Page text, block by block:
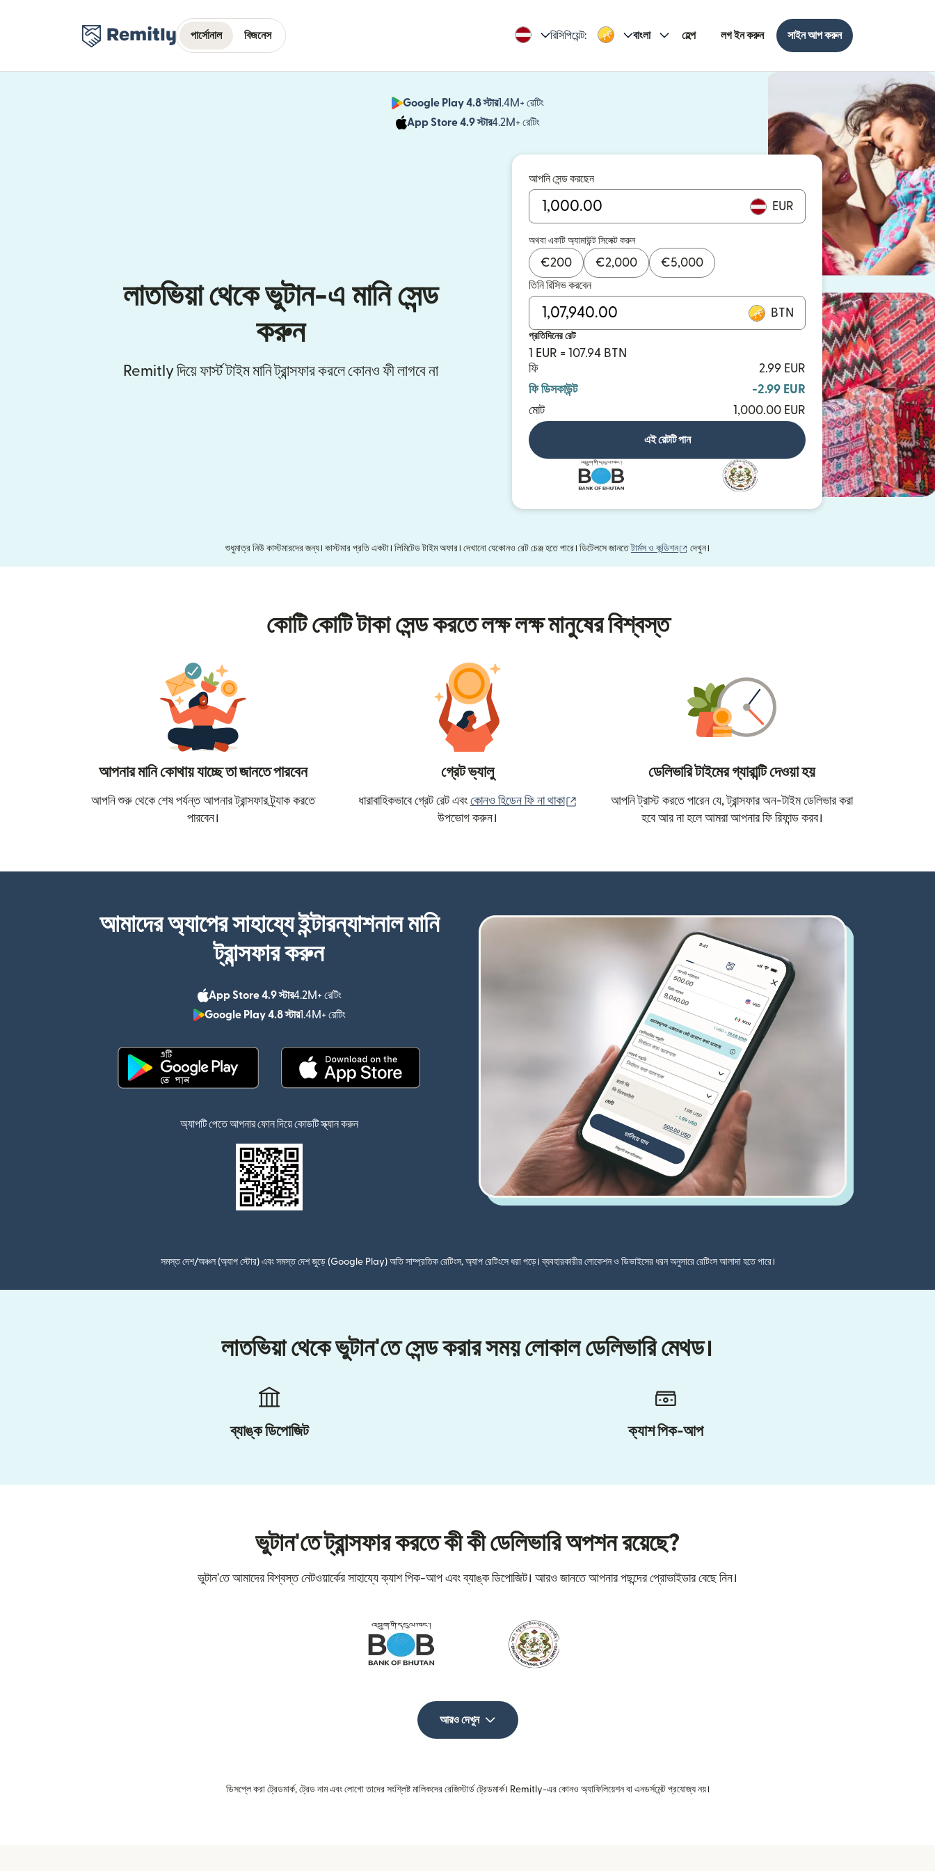
পার্সোনাল বিজনেস রিসিপিয়েন্ট: বাংলা হেল্প লগ ইন করুন সাইন আপ করুন
Google Play 4.8 স্টার1.4M+ রেটিং
App Store 4.9 স্টার4.2M+ রেটিং
লাতভিয়া থেকে ভুটান-এ মানি সেন্ড
করুন
Remitly দিয়ে ফার্স্ট টাইম মানি ট্রান্সফার করলে কোনও ফী লাগবে না
আপনি সেন্ড করছেন
EUR
অথবা একটি অ্যামাউন্ট সিলেক্ট করুন
€200 €2,000 €5,000
তিনি রিসিভ করবেন
BTN
প্রতিদিনের রেট
1 EUR = 107.94 BTN
ফি
2.99 EUR
ফি ডিসকাউন্ট
-2.99 EUR
মোট
1,000.00 EUR
এই রেটটি পান
শুধুমাত্র নিউ কাস্টমারদের জন্য। কাস্টমার প্রতি একটা। লিমিটেড টাইম অফার। দেখানো যেকোনও রেট চেঞ্জ হতে পারে। ডিটেলসে জানতেটার্মস ও কন্ডিশন (নতুন উইন্ডোতে খুলবে)
দেখুন।
কোটি কোটি টাকা সেন্ড করতে লক্ষ লক্ষ মানুষের বিশ্বস্ত
আপনার মানি কোথায় যাচ্ছে তা জানতে পারবেন
আপনি শুরু থেকে শেষ পর্যন্ত আপনার ট্রান্সফার ট্র্যাক করতে
পারবেন।
গ্রেট ভ্যালু
ধারাবাহিকভাবে গ্রেট রেট এবং কোনও হিডেন ফি না থাকা
(নতুন উইন্ডোতে খুলবে)
উপভোগ করুন।
ডেলিভারি টাইমের গ্যারান্টি দেওয়া হয়
আপনি ট্রাস্ট করতে পারেন যে, ট্রান্সফার অন-টাইম ডেলিভার করা
হবে আর না হলে আমরা আপনার ফি রিফান্ড করব।
আমাদের অ্যাপের সাহায্যে ইন্টারন্যাশনাল মানি
ট্রান্সফার করুন
App Store 4.9 স্টার4.2M+ রেটিং
Google Play 4.8 স্টার1.4M+ রেটিং
অ্যাপটি পেতে আপনার ফোন দিয়ে কোডটি স্ক্যান করুন
সমস্ত দেশ/অঞ্চল (অ্যাপ স্টোর) এবং সমস্ত দেশ জুড়ে (Google Play) অতি সাম্প্রতিক রেটিংস, অ্যাপ রেটিংসে ধরা পড়ে। ব্যবহারকারীর লোকেশন ও ডিভাইসের ধরন অনুসারে রেটিংস আলাদা হতে পারে।
লাতভিয়া থেকে ভুটান'তে সেন্ড করার সময় লোকাল ডেলিভারি মেথড।
ব্যাঙ্ক ডিপোজিট ক্যাশ পিক-আপ
ভুটান'তে ট্রান্সফার করতে কী কী ডেলিভারি অপশন রয়েছে?
ভুটান'তে আমাদের বিশ্বস্ত নেটওয়ার্কের সাহায্যে ক্যাশ পিক-আপ এবং ব্যাঙ্ক ডিপোজিট। আরও জানতে আপনার পছন্দের প্রোভাইডার বেছে নিন।
আরও দেখুন
ডিসপ্লে করা ট্রেডমার্ক, ট্রেড নাম এবং লোগো তাদের সংশ্লিষ্ট মালিকদের রেজিস্টার্ড ট্রেডমার্ক। Remitly-এর কোনও অ্যাফিলিয়েশন বা এনডর্সমেন্ট প্রযোজ্য নয়।